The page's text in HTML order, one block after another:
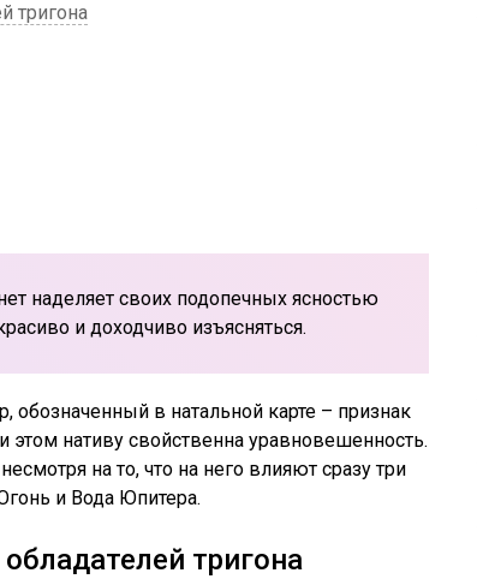
тригона
наделяет своих подопечных ясностью
и доходчиво изъясняться.
обозначенный в натальной карте – признак
нативу свойственна уравновешенность.
на то, что на него влияют сразу три
и Вода Юпитера.
тригона